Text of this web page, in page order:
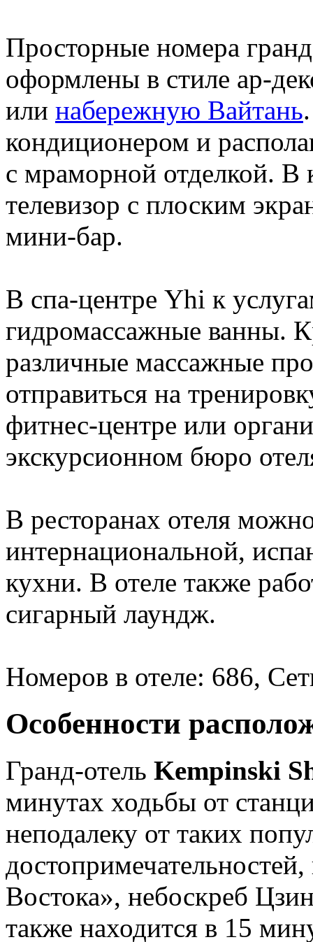
Просторные номера
оформлены в стиле ар-
или набережную Вайтань
кондиционером и
с мраморной отделкой. В
телевизор с плоским
мини-бар.
В спа-центре Yhi к
гидромассажные ванны.
различные массажные
отправиться на
фитнес-центре или
экскурсионном бюро
В ресторанах отеля
интернациональной,
кухни. В отеле также
сигарный лаундж.
Номеров в отеле: 686,
Особенности
Гранд-отель Kempinski
минутах ходьбы от
неподалеку от таких
Востока», небоскреб
также находится в 15